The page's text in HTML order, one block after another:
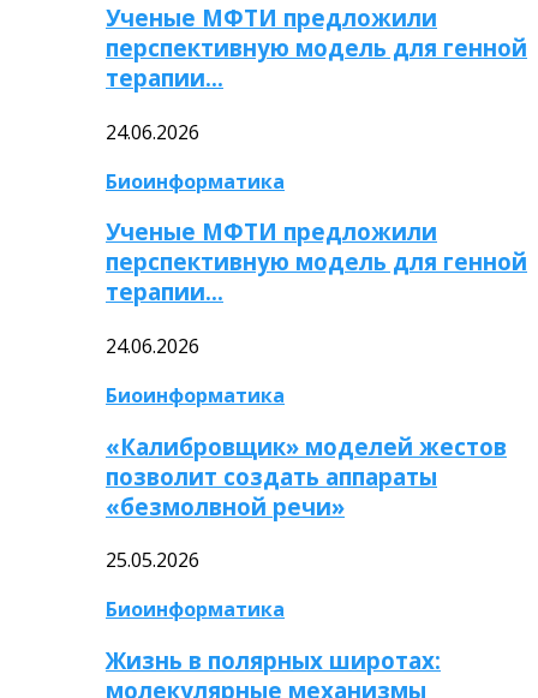
Ученые МФТИ предложили
перспективную модель для генной
терапии…
24.06.2026
Биоинформатика
Ученые МФТИ предложили
перспективную модель для генной
терапии…
24.06.2026
Биоинформатика
«Калибровщик» моделей жестов
позволит создать аппараты
«безмолвной речи»
25.05.2026
Биоинформатика
Жизнь в полярных широтах:
молекулярные механизмы